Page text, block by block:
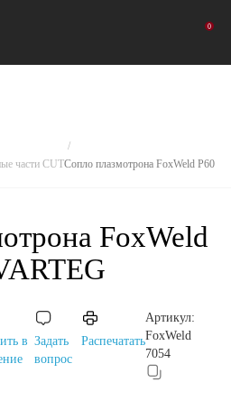
0
части CUTСопло плазмотрона FoxWeld Р60
FoxWeld
в Задать
вопрос
Распечатать
Артикул:
FoxWeld
7054